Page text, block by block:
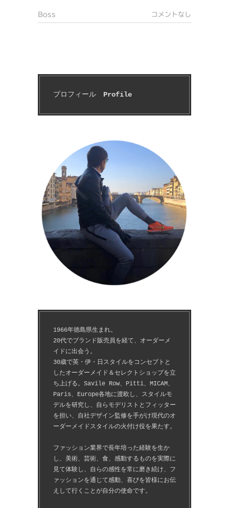
Boss コメントなし
プロフィール Profile
1966年徳島県生まれ。
20代でブランド販売員を経て、オーダーメ
イドに出会う。
30歳で英・伊・日スタイルをコンセプトと
したオーダーメイド＆セレクトショップを立
ち上げる。Savile Row、Pitti、MICAM、
Paris、Europe各地に渡欧し、スタイルモ
デルを研究し、自らモデリストとフィッター
を担い、自社デザイン監修を手がけ現代のオ
ーダーメイドスタイルの火付け役を果たす。
ファッション業界で長年培った経験を生か
し、美術、芸術、食、感動するものを実際に
見て体験し、自らの感性を常に磨き続け、フ
ァッションを通じて感動、喜びを皆様にお伝
えして行くことが自分の使命です。